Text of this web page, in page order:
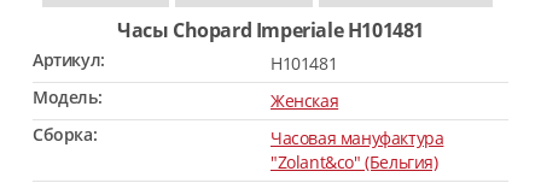
Часы Chopard Imperiale H101481
Артикул:
H101481
Модель:
Женская
Сборка:
Часовая мануфактура
"Zolant&co" (Бельгия)